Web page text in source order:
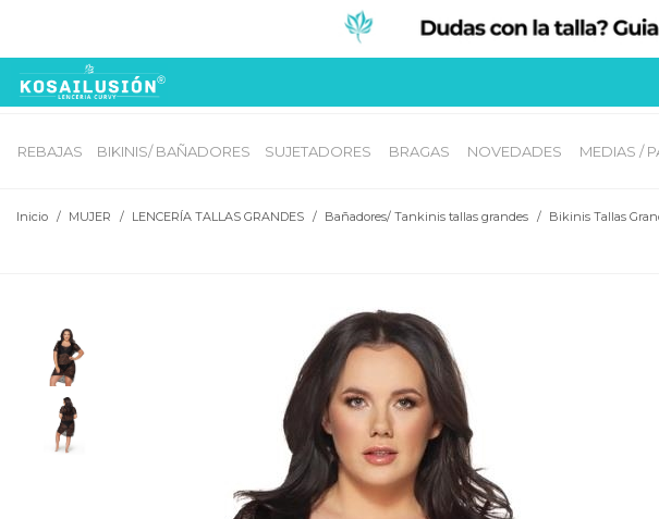
REBAJAS BIKINIS/ BAÑADORES SUJETADORES BRAGAS NOVEDADES MEDIAS /
Inicio / MUJER / LENCERÍA TALLAS GRANDES / Bañadores/ Tankinis tallas grandes / Bikinis Tallas